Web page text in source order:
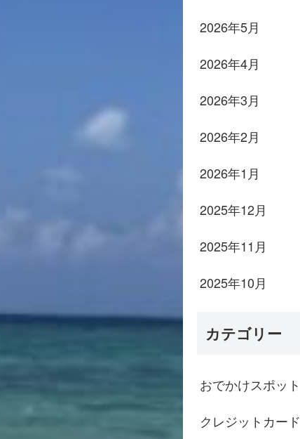
2026年5月
2026年4月
2026年3月
2026年2月
2026年1月
2025年12月
2025年11月
2025年10月
カテゴリー
おでかけスポット
クレジットカード